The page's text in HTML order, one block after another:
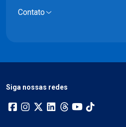
Contato
Siga nossas redes